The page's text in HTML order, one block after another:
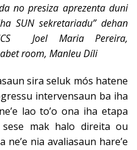
no presiza aprezenta duni
SUN sekretariadu” dehan
Joel Maria Pereira,
room, Manleu Díli
sira seluk mós hatene
intervensaun ba iha
lao to’o ona iha etapa
mak halo direita ou
nia avaliasaun hare’e